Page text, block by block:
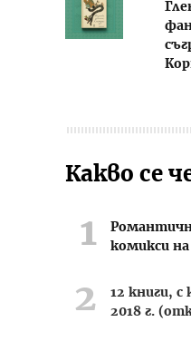
Какво се
комикси
12 книги,
2018 г.